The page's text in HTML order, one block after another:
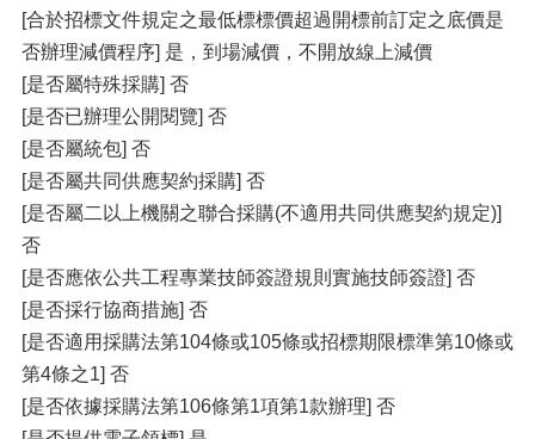
[合於招標文件規定之最低標標價超過開標前訂定之底價是
否辦理減價程序] 是，到場減價，不開放線上減價
[是否屬特殊採購] 否
[是否已辦理公開閱覽] 否
[是否屬統包] 否
[是否屬共同供應契約採購] 否
[是否屬二以上機關之聯合採購(不適用共同供應契約規定)]
否
[是否應依公共工程專業技師簽證規則實施技師簽證] 否
[是否採行協商措施] 否
[是否適用採購法第104條或105條或招標期限標準第10條或
第4條之1] 否
[是否依據採購法第106條第1項第1款辦理] 否